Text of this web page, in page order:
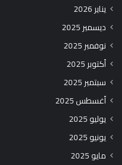
يناير 2026
ديسمبر 2025
نوفمبر 2025
أكتوبر 2025
سبتمبر 2025
أغسطس 2025
يوليو 2025
يونيو 2025
مايو 2025